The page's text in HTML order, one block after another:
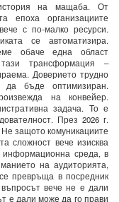
на мащаба. От
епоха организациите
с по-малко ресурси.
се автоматизира.
обаче една област
трансформация –
Доверието трудно
бъде оптимизиран.
на конвейер.
задача. То е
През 2026 г.
защото комуникациите
сложност вече изисква
среда, в
на аудиторията,
превръща в посредник
вече не е дали
е дали може да го прави